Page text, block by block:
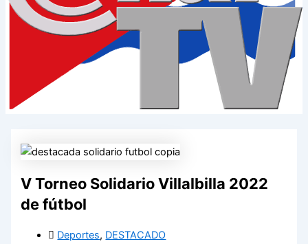
V Torneo Solidario Villalbilla 2022
de fútbol
Deportes, DESTACADO